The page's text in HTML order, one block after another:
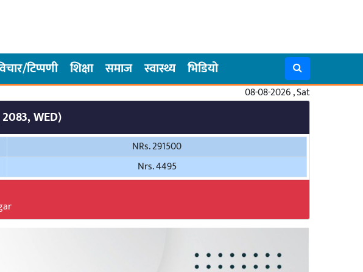
टिप्पणी शिक्षा समाज स्वास्थ्य भिडियो
08-08-2026 , Sat
WED)
NRs. 291500
Nrs. 4495